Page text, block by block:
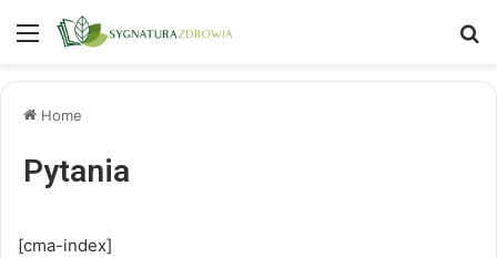
Menu
Home
Pytania
[cma-index]